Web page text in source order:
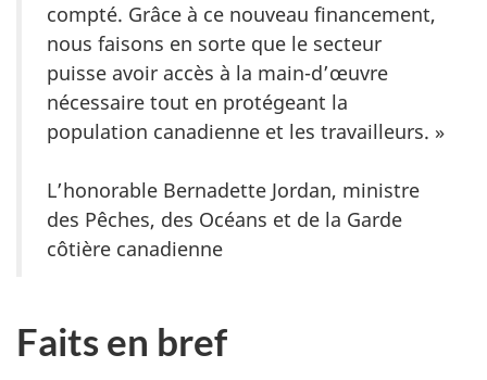
compté. Grâce à ce nouveau financement,
nous faisons en sorte que le secteur
puisse avoir accès à la main-d’œuvre
nécessaire tout en protégeant la
population canadienne et les travailleurs. »
L’honorable Bernadette Jordan, ministre
des Pêches, des Océans et de la Garde
côtière canadienne
Faits en bref